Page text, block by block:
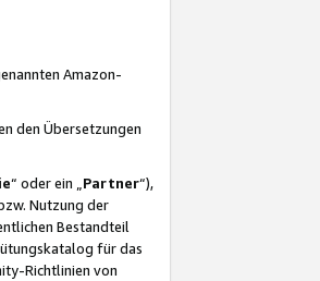
Amazon-
den Übersetzungen
“ oder ein „Partner“),
Nutzung der
Bestandteil
für das
Richtlinien von